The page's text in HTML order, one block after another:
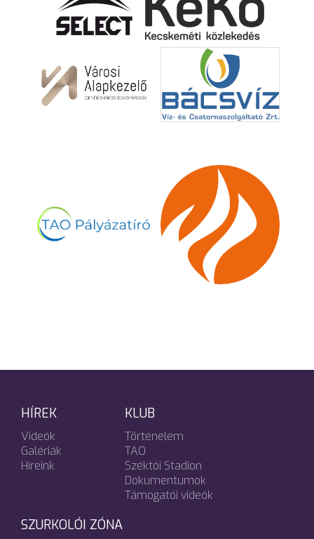
HÍREK
Videók
Galériák
Híreink
KLUB
Történelem
TAO
Széktói Stadion
Dokumentumok
Támogatói videók
SZURKOLÓI ZÓNA